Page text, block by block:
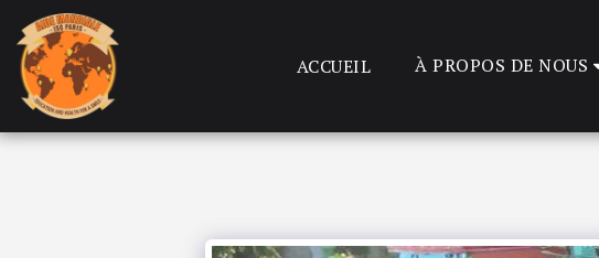
ACCUEIL À PROPOS DE NOUS